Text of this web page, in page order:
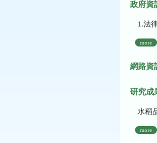
政府資
1.法律、
more
網路資
研究成
水稻
more